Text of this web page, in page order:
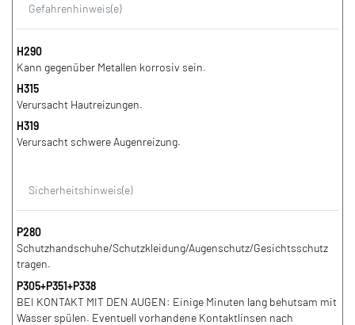
Gefahrenhinweis(e)
H290
Kann gegenüber Metallen korrosiv sein.
H315
Verursacht Hautreizungen.
H319
Verursacht schwere Augenreizung.
Sicherheitshinweis(e)
P280
Schutzhandschuhe/Schutzkleidung/Augenschutz/Gesichtsschutz
tragen.
P305+P351+P338
BEI KONTAKT MIT DEN AUGEN: Einige Minuten lang behutsam mit
Wasser spülen. Eventuell vorhandene Kontaktlinsen nach